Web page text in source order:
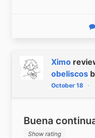
Ximo
obeliscos
October 18
Buena
Show rating